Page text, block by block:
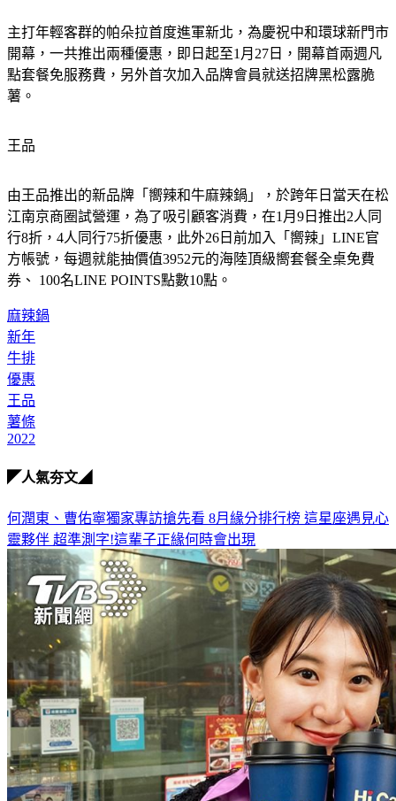
主打年輕客群的帕朵拉首度進軍新北，為慶祝中和環球新門市
開幕，一共推出兩種優惠，即日起至1月27日，開幕首兩週凡
點套餐免服務費，另外首次加入品牌會員就送招牌黑松露脆
薯。
王品
由王品推出的新品牌「嚮辣和牛麻辣鍋」，於跨年日當天在松
江南京商圈試營運，為了吸引顧客消費，在1月9日推出2人同
行8折，4人同行75折優惠，此外26日前加入「嚮辣」LINE官
方帳號，每週就能抽價值3952元的海陸頂級嚮套餐全桌免費
券、 100名LINE POINTS點數10點。
麻辣鍋
新年
牛排
優惠
王品
薯條
2022
◤人氣夯文◢
何潤東、曹佑寧獨家專訪搶先看 8月緣分排行榜 這星座遇見心
靈夥伴 超準測字!這輩子正緣何時會出現